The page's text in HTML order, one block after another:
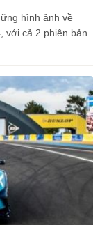
hình ảnh về
với cả 2 phiên bản